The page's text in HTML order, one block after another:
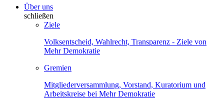
Über uns
schließen
Ziele
Volksentscheid, Wahlrecht, Transparenz - Ziele von
Mehr Demokratie
Gremien
Mitgliederversammlung, Vorstand, Kuratorium und
Arbeitskreise bei Mehr Demokratie